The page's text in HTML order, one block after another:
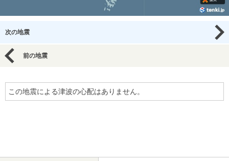
次の地震
前の地震
この地震による津波の心配はありません。